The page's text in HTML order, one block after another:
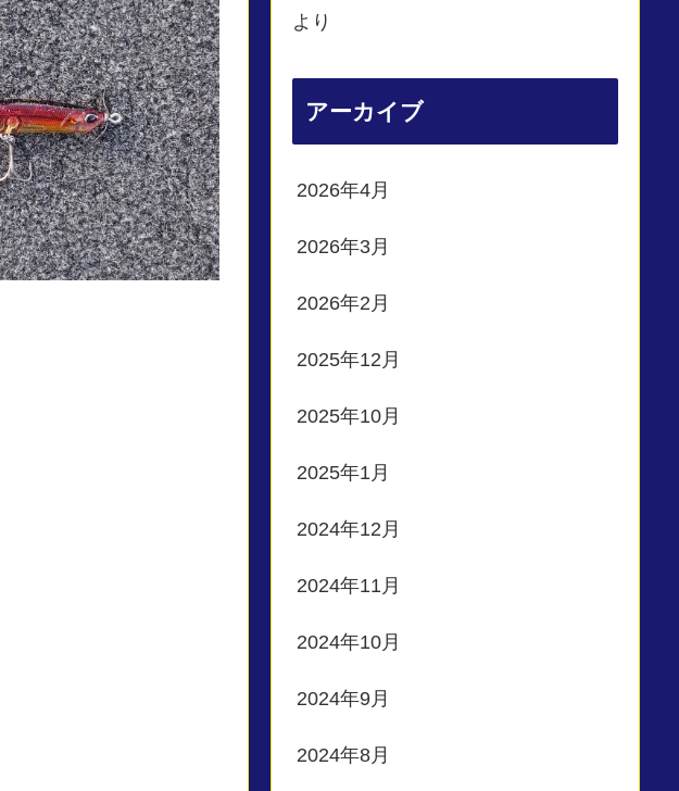
より
アーカイブ
2026年4月
2026年3月
2026年2月
2025年12月
2025年10月
2025年1月
2024年12月
2024年11月
2024年10月
2024年9月
2024年8月